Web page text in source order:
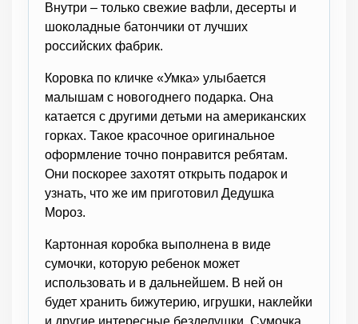
Внутри – только свежие вафли, десерты и
шоколадные батончики от лучших
российских фабрик.
Коровка по кличке «Умка» улыбается
малышам с новогоднего подарка. Она
катается с другими детьми на американских
горках. Такое красочное оригинальное
оформление точно понравится ребятам.
Они поскорее захотят открыть подарок и
узнать, что же им приготовил Дедушка
Мороз.
Картонная коробка выполнена в виде
сумочки, которую ребенок может
использовать и в дальнейшем. В ней он
будет хранить бижутерию, игрушки, наклейки